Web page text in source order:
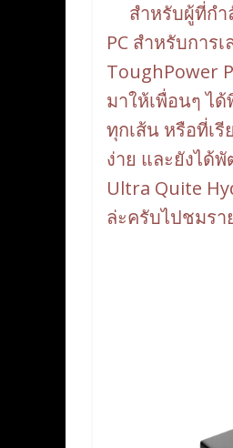
สำหรับผู้ที่กำลั
PC สำหรับการ
ToughPower
มาให้เพื่อนๆ ไ
ทุกเส้น หรือที่เ
ง่าย และยังได้
Ultra Quite
ล่ะครับไปชมรา